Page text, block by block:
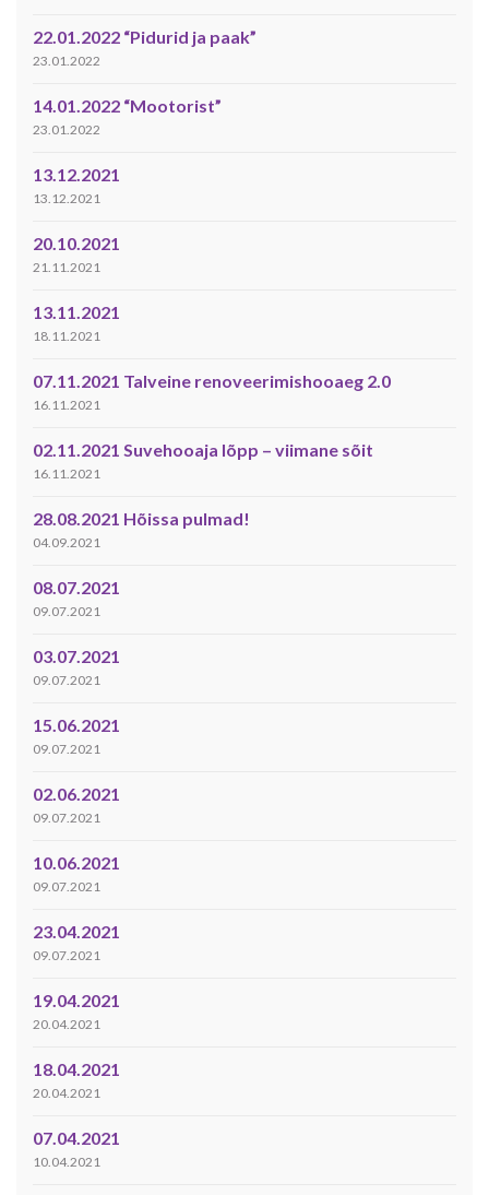
22.01.2022 “Pidurid ja paak”
23.01.2022
14.01.2022 “Mootorist”
23.01.2022
13.12.2021
13.12.2021
20.10.2021
21.11.2021
13.11.2021
18.11.2021
07.11.2021 Talveine renoveerimishooaeg 2.0
16.11.2021
02.11.2021 Suvehooaja lõpp – viimane sõit
16.11.2021
28.08.2021 Hõissa pulmad!
04.09.2021
08.07.2021
09.07.2021
03.07.2021
09.07.2021
15.06.2021
09.07.2021
02.06.2021
09.07.2021
10.06.2021
09.07.2021
23.04.2021
09.07.2021
19.04.2021
20.04.2021
18.04.2021
20.04.2021
07.04.2021
10.04.2021